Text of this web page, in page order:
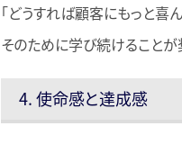
「どうすれば顧客にもっと喜
そのために学び続けることが
4. 使命感と達成感